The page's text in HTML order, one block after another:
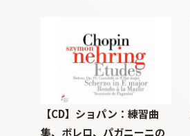
【CD】ショパン：練習曲
集、ボレロ、パガニーニの